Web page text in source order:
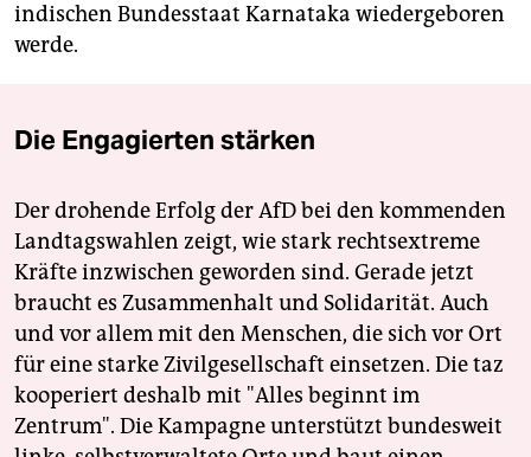
indischen Bundesstaat Karnataka wiedergeboren
werde.
Die Engagierten stärken
Der drohende Erfolg der AfD bei den kommenden
Landtagswahlen zeigt, wie stark rechtsextreme
Kräfte inzwischen geworden sind. Gerade jetzt
braucht es Zusammenhalt und Solidarität. Auch
und vor allem mit den Menschen, die sich vor Ort
für eine starke Zivilgesellschaft einsetzen. Die taz
kooperiert deshalb mit "Alles beginnt im
Zentrum". Die Kampagne unterstützt bundesweit